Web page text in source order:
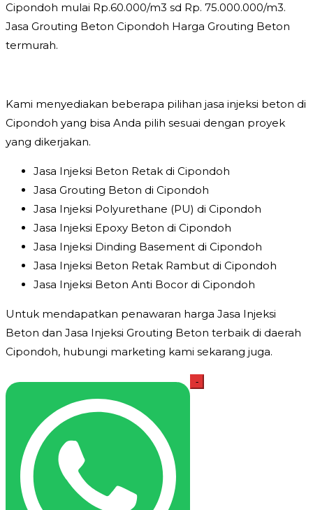
Cipondoh mulai Rp.60.000/m3 sd Rp. 75.000.000/m3.
Jasa Grouting Beton Cipondoh Harga Grouting Beton
termurah.
Kami menyediakan beberapa pilihan jasa injeksi beton di
Cipondoh yang bisa Anda pilih sesuai dengan proyek
yang dikerjakan.
Jasa Injeksi Beton Retak di Cipondoh
Jasa Grouting Beton di Cipondoh
Jasa Injeksi Polyurethane (PU) di Cipondoh
Jasa Injeksi Epoxy Beton di Cipondoh
Jasa Injeksi Dinding Basement di Cipondoh
Jasa Injeksi Beton Retak Rambut di Cipondoh
Jasa Injeksi Beton Anti Bocor di Cipondoh
Untuk mendapatkan penawaran harga Jasa Injeksi
Beton dan Jasa Injeksi Grouting Beton terbaik di daerah
Cipondoh, hubungi marketing kami sekarang juga.
-